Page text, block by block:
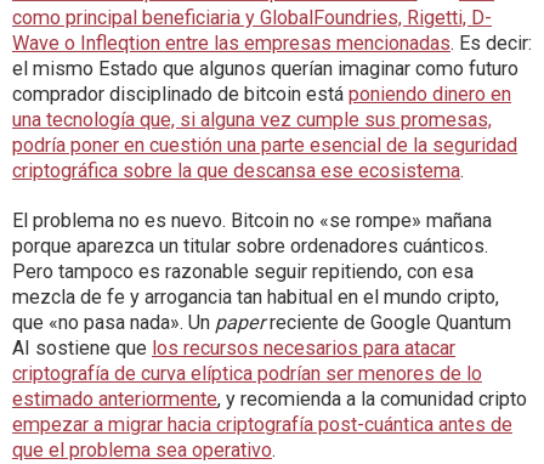
como principal beneficiaria y GlobalFoundries, Rigetti, D-
Wave o Infleqtion entre las empresas mencionadas. Es decir:
el mismo Estado que algunos querían imaginar como futuro
comprador disciplinado de bitcoin está poniendo dinero en
una tecnología que, si alguna vez cumple sus promesas,
podría poner en cuestión una parte esencial de la seguridad
criptográfica sobre la que descansa ese ecosistema.
El problema no es nuevo. Bitcoin no «se rompe» mañana
porque aparezca un titular sobre ordenadores cuánticos.
Pero tampoco es razonable seguir repitiendo, con esa
mezcla de fe y arrogancia tan habitual en el mundo cripto,
que «no pasa nada». Un paperreciente de Google Quantum
AI sostiene que los recursos necesarios para atacar
criptografía de curva elíptica podrían ser menores de lo
estimado anteriormente, y recomienda a la comunidad cripto
empezar a migrar hacia criptografía post-cuántica antes de
que el problema sea operativo.